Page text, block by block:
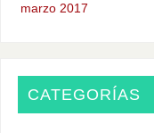
marzo 2017
CATEGORÍAS